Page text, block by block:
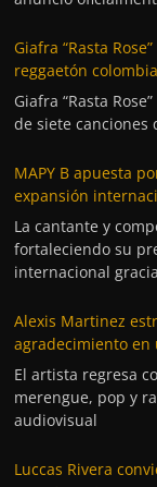
Giafra “Rasta
reggaetón
Giafra “Rasta
de siete
MAPY B apuesta
expansión
La cantante y
fortaleciendo su
internacional
Alexis Martinez
agradecimiento en
El artista regresa
merengue, pop y
audiovisual
Luccas Rivera